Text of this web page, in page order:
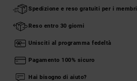
Spedizione e reso gratuiti per i membri
Reso entro 30 giorni
Unisciti al programma fedeltà
Pagamento 100% sicuro
Hai bisogno di aiuto?